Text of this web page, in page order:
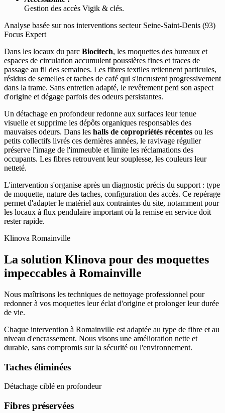
Gestion des accès Vigik & clés.
Analyse basée sur nos interventions secteur Seine-Saint-Denis (93)
Focus Expert
Dans les locaux du parc Biocitech, les moquettes des bureaux et
espaces de circulation accumulent poussières fines et traces de
passage au fil des semaines. Les fibres textiles retiennent particules,
résidus de semelles et taches de café qui s'incrustent progressivement
dans la trame. Sans entretien adapté, le revêtement perd son aspect
d'origine et dégage parfois des odeurs persistantes.
Un détachage en profondeur redonne aux surfaces leur tenue
visuelle et supprime les dépôts organiques responsables des
mauvaises odeurs. Dans les halls de copropriétés récentes ou les
petits collectifs livrés ces dernières années, le ravivage régulier
préserve l'image de l'immeuble et limite les réclamations des
occupants. Les fibres retrouvent leur souplesse, les couleurs leur
netteté.
L'intervention s'organise après un diagnostic précis du support : type
de moquette, nature des taches, configuration des accès. Ce repérage
permet d'adapter le matériel aux contraintes du site, notamment pour
les locaux à flux pendulaire important où la remise en service doit
rester rapide.
Klinova Romainville
La solution Klinova pour des moquettes
impeccables à Romainville
Nous maîtrisons les techniques de nettoyage professionnel pour
redonner à vos moquettes leur éclat d'origine et prolonger leur durée
de vie.
Chaque intervention à Romainville est adaptée au type de fibre et au
niveau d'encrassement. Nous visons une amélioration nette et
durable, sans compromis sur la sécurité ou l'environnement.
Taches éliminées
Détachage ciblé en profondeur
Fibres préservées